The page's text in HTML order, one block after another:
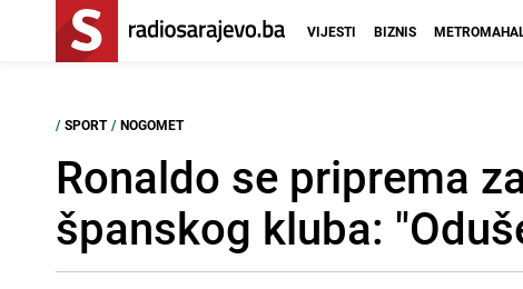
VIJESTI BIZNIS
/ SPORT / NOGOMET
Ronaldo se priprema
španskog kluba: